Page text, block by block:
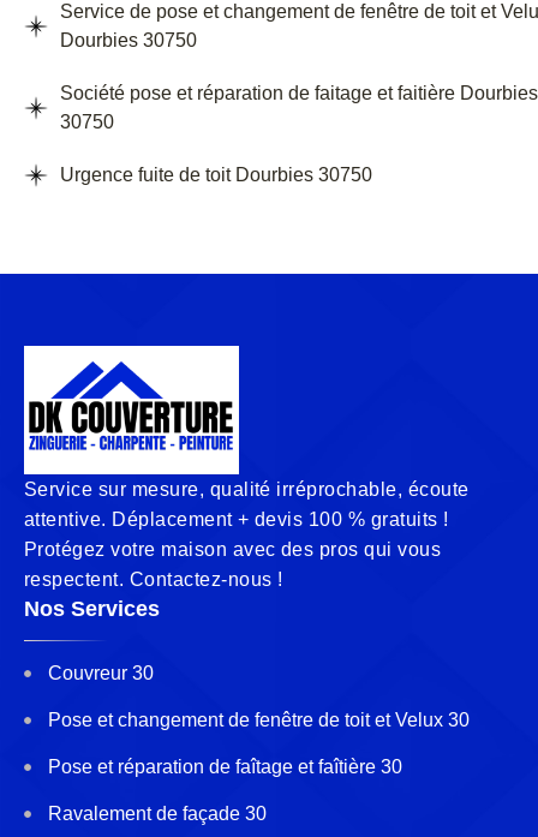
Service de pose et changement de fenêtre de toit et
Dourbies 30750
Société pose et réparation de faitage et faitière Dourbies
30750
Urgence fuite de toit Dourbies 30750
Service sur mesure, qualité irréprochable, écoute
attentive. Déplacement + devis 100 % gratuits !
Protégez votre maison avec des pros qui vous
respectent. Contactez-nous !
Nos Services
Couvreur 30
Pose et changement de fenêtre de toit et Velux 30
Pose et réparation de faîtage et faîtière 30
Ravalement de façade 30